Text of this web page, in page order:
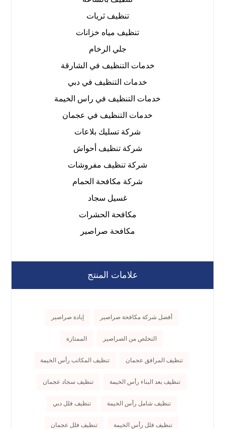
تنظيف ثريات
تنظيف مياه خزانات
جلي الرخام
خدمات التنظيف في الشارقة
خدمات التنظيف في دبي
خدمات التنظيف في راس الخيمة
خدمات التنظيف في عجمان
شركة تسليك بلاعات
شركة تنظيف أحواش
شركة تنظيف مفروشات
شركة مكافحة الحمام
غسيل سجاد
مكافحة الحشرات
مكافحة صراصير
علامات المنتج
أفضل شركة مكافحة صراصير إبادة صراصير
التخلص من الصراصير الممتازة
تنظيف المرافق عجمان تنظيف المكاتب رأس الخيمة
تنظيف بعد البناء رأس الخيمة تنظيف سجاد عجمان
تنظيف شامل رأس الخيمة تنظيف فلل دبي
تنظيف فلل رأس الخيمة تنظيف فلل عجمان